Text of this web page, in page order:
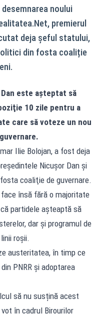
noului
premierul
deja șeful statului,
din fosta coaliție
este aşteptat să
10 zile pentru a
care să voteze un nou
Ilie Bolojan, a fost deja
Nicuşor Dan şi
coaliţie de guvernare.
însă fără o majoritate
partidele așteaptă să
dar și programul de
roșii.
austeritatea, în timp ce
PNRR și adoptarea
să nu susțină acest
în cadrul Birourilor